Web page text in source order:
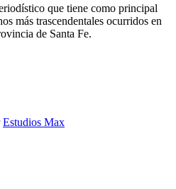
que tiene como principal
más trascendentales ocurridos en
de Santa Fe.
Estudios Max